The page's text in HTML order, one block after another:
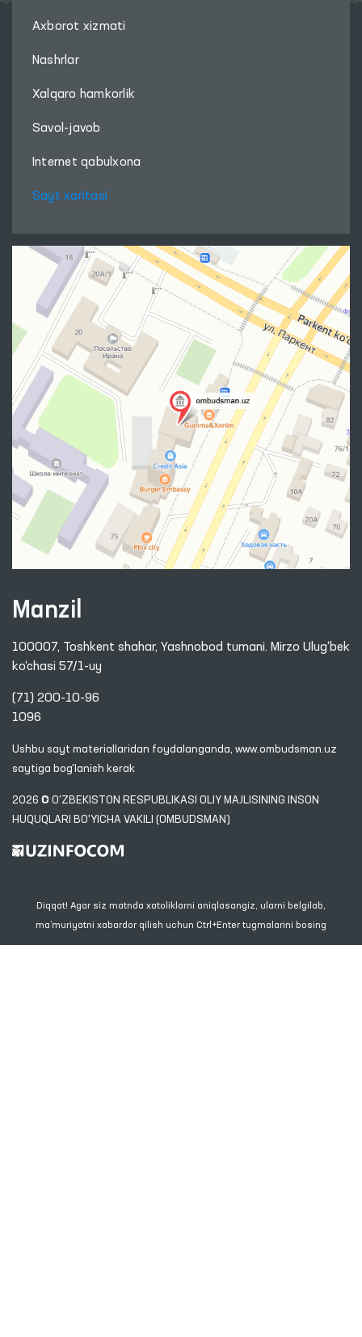
Axborot xizmati
Nashrlar
Xalqaro hamkorlik
Savol-javob
Internet qabulxona
Sayt xaritasi
Manzil
100007, Toshkent shahar, Yashnobod tumani. Mirzo Ulug‘bek
ko‘chasi 57/1-uy
(71) 200-10-96
1096
Ushbu sayt materiallaridan foydalanganda, www.ombudsman.uz
saytiga bog'lanish kerak
2026 © O'ZBEKISTON RESPUBLIKASI OLIY MAJLISINING INSON
HUQUQLARI BO'YICHA VAKILI (OMBUDSMAN)
Diqqat! Agar siz matnda xatoliklarni aniqlasangiz, ularni belgilab,
ma’muriyatni xabardor qilish uchun Ctrl+Enter tugmalarini bosing